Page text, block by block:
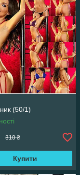
(50/1)
310 ₴
Купити